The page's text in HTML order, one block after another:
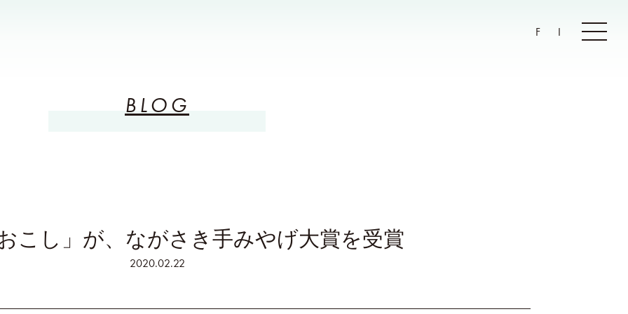
F I
BLOG
こし」が、ながさき手みやげ大賞を受賞
2020.02.22